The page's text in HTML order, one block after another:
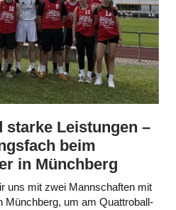
starke Leistungen –
beim
in Münchberg
uns mit zwei Mannschaften mit
Münchberg, um am Quattroball-